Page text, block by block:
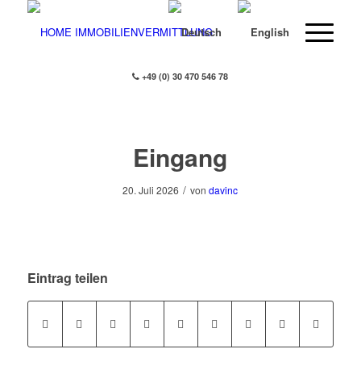
+49 (0) 30 470 546 78
Eingang
20. Juli 2026 / vondavinc
Eintrag teilen